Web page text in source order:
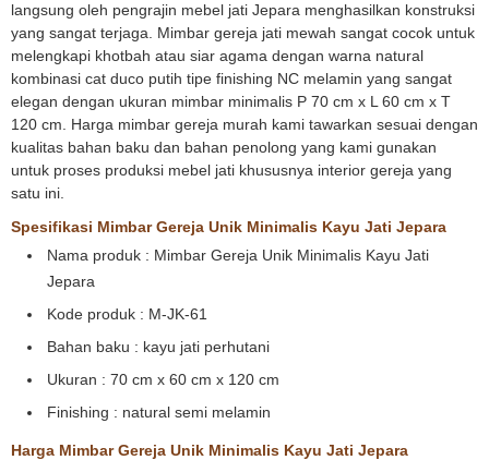
langsung oleh pengrajin mebel jati Jepara menghasilkan konstruksi
yang sangat terjaga. Mimbar gereja jati mewah sangat cocok untuk
melengkapi khotbah atau siar agama dengan warna natural
kombinasi cat duco putih tipe finishing NC melamin yang sangat
elegan dengan ukuran mimbar minimalis P 70 cm x L 60 cm x T
120 cm. Harga mimbar gereja murah kami tawarkan sesuai dengan
kualitas bahan baku dan bahan penolong yang kami gunakan
untuk proses produksi mebel jati khususnya interior gereja yang
satu ini.
Spesifikasi Mimbar Gereja Unik Minimalis Kayu Jati Jepara
Nama produk : Mimbar Gereja Unik Minimalis Kayu Jati
Jepara
Kode produk : M-JK-61
Bahan baku : kayu jati perhutani
Ukuran : 70 cm x 60 cm x 120 cm
Finishing : natural semi melamin
Harga Mimbar Gereja Unik Minimalis Kayu Jati Jepara